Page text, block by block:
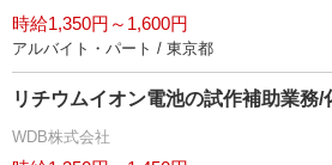
時給1,350円～1,600円
アルバイト・パート / 東京都
リチウムイオン電池の試作補助業務/
WDB株式会社